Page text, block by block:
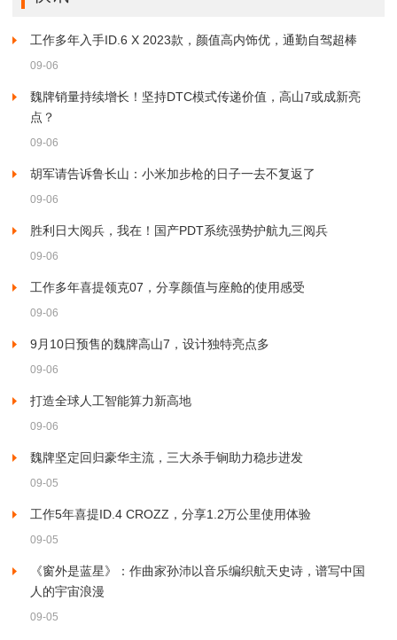
工作多年入手ID.6 X 2023款，颜值高内饰优，通勤自驾超棒
09-06
魏牌销量持续增长！坚持DTC模式传递价值，高山7或成新亮
点？
09-06
胡军请告诉鲁长山：小米加步枪的日子一去不复返了
09-06
胜利日大阅兵，我在！国产PDT系统强势护航九三阅兵
09-06
工作多年喜提领克07，分享颜值与座舱的使用感受
09-06
9月10日预售的魏牌高山7，设计独特亮点多
09-06
打造全球人工智能算力新高地
09-06
魏牌坚定回归豪华主流，三大杀手锏助力稳步进发
09-05
工作5年喜提ID.4 CROZZ，分享1.2万公里使用体验
09-05
《窗外是蓝星》：作曲家孙沛以音乐编织航天史诗，谱写中国
人的宇宙浪漫
09-05